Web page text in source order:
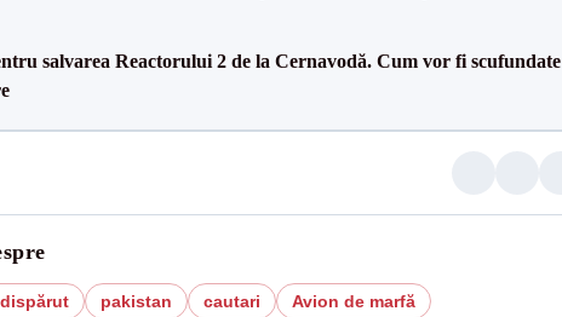
salvarea Reactorului 2 de la Cernavodă. Cum vor fi scufundate
pakistan cautari Avion de marfă